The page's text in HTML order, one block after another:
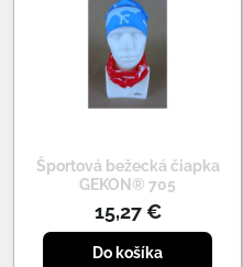
Športová bežecká čiapka
GEKON® 705
15,27 €
Do košíka